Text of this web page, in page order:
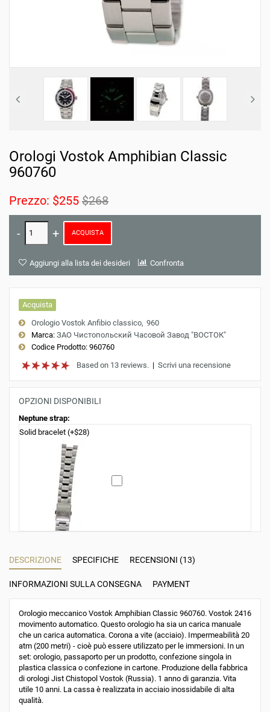
Orologi Vostok Amphibian Classic
960760
Prezzo: $255 $268
ACQUISTA
Aggiungi alla lista dei desideri Confronta
Acquista
Orologio Vostok Anfibio classico 960
Marca: ЗАО Чистопольский Часовой Завод "ВОСТОК"
Codice Prodotto: 960760
Based on 13 reviews. | Scrivi una recensione
OPZIONI DISPONIBILI
Neptune strap:
Solid bracelet (+$28)
DESCRIZIONE SPECIFICHE RECENSIONI (13)
INFORMAZIONI SULLA CONSEGNA PAYMENT
Orologio meccanico Vostok Amphibian Classic 960760. Vostok 2416
movimento automatico. Questo orologio ha sia un carica manuale
che un carica automatica. Corona a vite (acciaio). Impermeabilità 20
atm (200 metri) - cioè può essere utilizzato per le immersioni. In un
set: orologio, passaporto per un prodotto, confezione singola in
plastica classica o confezione in cartone. Produzione della fabbrica
di orologi Jist Chistopol Vostok (Russia). 1 anno di garanzia. Vita
utile 10 anni. La cassa è realizzata in acciaio inossidabile di alta
qualità.